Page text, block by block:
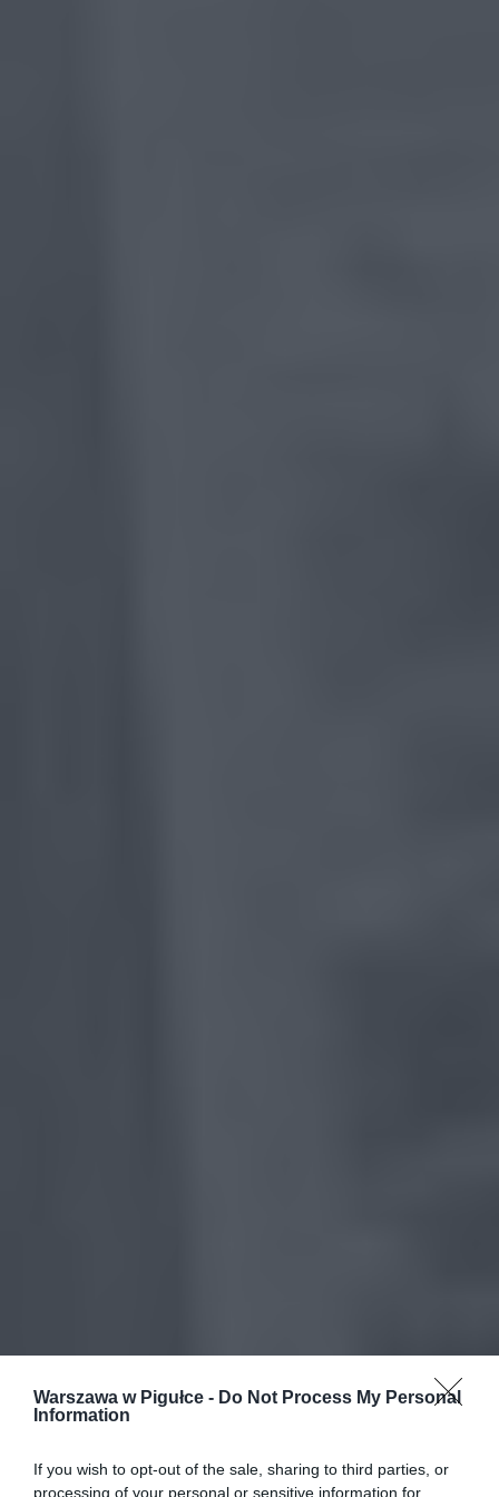
Warszawa w Pigułce - Do Not Process My Personal
Information
If you wish to opt-out of the sale, sharing to third parties, or
processing of your personal or sensitive information for